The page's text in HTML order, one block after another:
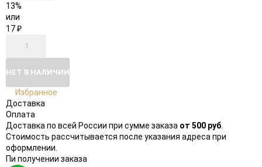
13%
или
17₽
НЕТ В НАЛИЧИИ
Избранное
Доставка
Оплата
Доставка по всей России при сумме заказа от 500 руб
Стоимость рассчитывается после указания адреса при
оформлении.
Пи получении заказа